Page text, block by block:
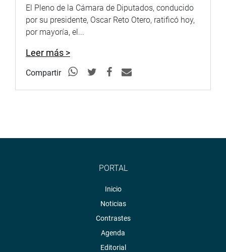
El Pleno de la Cámara de Diputados, conducido
por su presidente, Oscar Reto Otero, ratificó hoy,
por mayoría, el...
Leer más >
Compartir
PORTAL
Inicio
Noticias
Contrastes
Agenda
Editorial